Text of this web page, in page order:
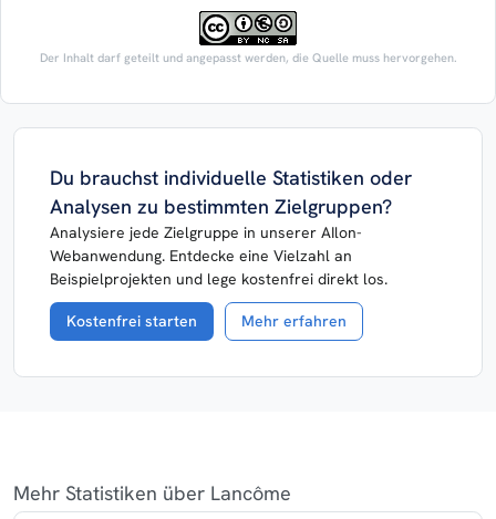
Der Inhalt darf geteilt und angepasst werden, die Quelle muss hervorgehen.
Du brauchst individuelle Statistiken oder
Analysen zu bestimmten Zielgruppen?
Analysiere jede Zielgruppe in unserer AIlon-
Webanwendung. Entdecke eine Vielzahl an
Beispielprojekten und lege kostenfrei direkt los.
Kostenfrei starten Mehr erfahren
Mehr Statistiken über Lancôme